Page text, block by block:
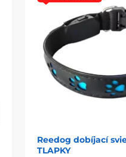
Reedog dobíjací
TLAPKY